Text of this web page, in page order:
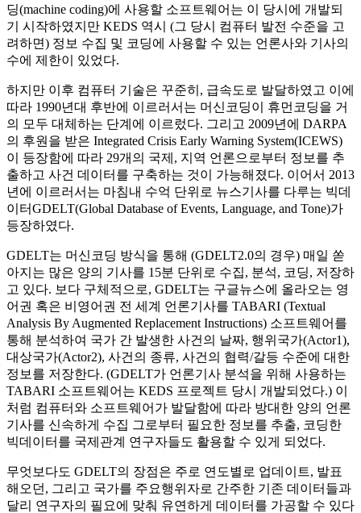
딩(machine coding)에 사용할 소프트웨어는 이 당시에 개발되
기 시작하였지만 KEDS 역시 (그 당시 컴퓨터 발전 수준을 고
려하면) 정보 수집 및 코딩에 사용할 수 있는 언론사와 기사의
수에 제한이 있었다.
하지만 이후 컴퓨터 기술은 꾸준히, 급속도로 발달하였고 이에
따라 1990년대 후반에 이르러서는 머신코딩이 휴먼코딩을 거
의 모두 대체하는 단계에 이르렀다. 그리고 2009년에 DARPA
의 후원을 받은 Integrated Crisis Early Warning System(ICEWS)
이 등장함에 따라 29개의 국제, 지역 언론으로부터 정보를 추
출하고 사건 데이터를 구축하는 것이 가능해졌다. 이어서 2013
년에 이르러서는 마침내 수억 단위로 뉴스기사를 다루는 빅데
이터GDELT(Global Database of Events, Language, and Tone)가
등장하였다.
GDELT는 머신코딩 방식을 통해 (GDELT2.0의 경우) 매일 쏟
아지는 많은 양의 기사를 15분 단위로 수집, 분석, 코딩, 저장하
고 있다. 보다 구체적으로, GDELT는 구글뉴스에 올라오는 영
어권 혹은 비영어권 전 세계 언론기사를 TABARI (Textual
Analysis By Augmented Replacement Instructions) 소프트웨어를
통해 분석하여 국가 간 발생한 사건의 날짜, 행위국가(Actor1),
대상국가(Actor2), 사건의 종류, 사건의 협력/갈등 수준에 대한
정보를 저장한다. (GDELT가 언론기사 분석을 위해 사용하는
TABARI 소프트웨어는 KEDS 프로젝트 당시 개발되었다.) 이
처럼 컴퓨터와 소프트웨어가 발달함에 따라 방대한 양의 언론
기사를 신속하게 수집 그로부터 필요한 정보를 추출, 코딩한
빅데이터를 국제관계 연구자들도 활용할 수 있게 되었다.
무엇보다도 GDELT의 장점은 주로 연도별로 업데이트, 발표
해오던, 그리고 국가를 주요행위자로 간주한 기존 데이터들과
달리 연구자의 필요에 맞춰 유연하게 데이터를 가공할 수 있다